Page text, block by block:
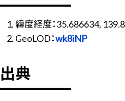
緯度経度：35.686634,
GeoLOD：wk8iNP
出典